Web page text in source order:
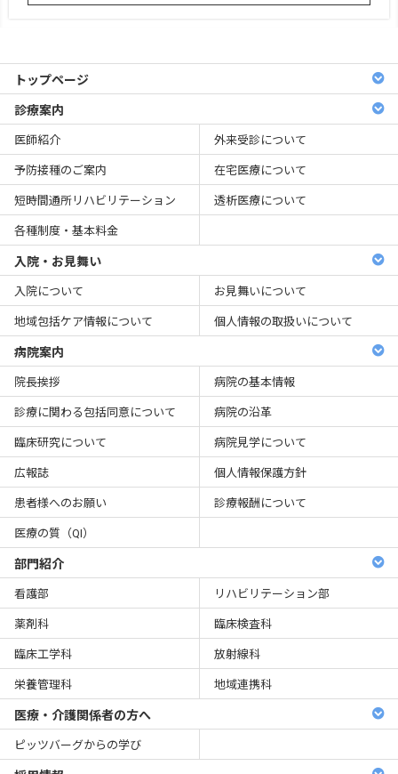
トップページ
診療案内
医師紹介 外来受診について
予防接種のご案内 在宅医療について
短時間通所リハビリテーション 透析医療について
各種制度・基本料金
入院・お見舞い
入院について お見舞いについて
地域包括ケア情報について 個人情報の取扱いについて
病院案内
院長挨拶 病院の基本情報
診療に関わる包括同意について 病院の沿革
臨床研究について 病院見学について
広報誌 個人情報保護方針
患者様へのお願い 診療報酬について
医療の質（QI）
部門紹介
看護部 リハビリテーション部
薬剤科 臨床検査科
臨床工学科 放射線科
栄養管理科 地域連携科
医療・介護関係者の方へ
ピッツバーグからの学び